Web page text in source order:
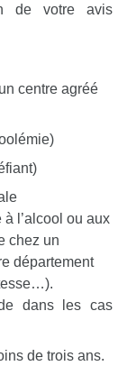
de votre avis
centre agréé
l’alcool ou aux
chez un
département
dans les cas
de trois ans.